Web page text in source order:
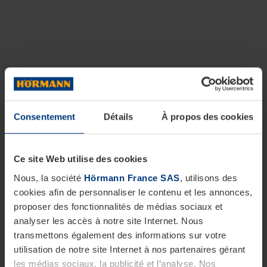
Consentement Détails À propos des cookies
Ce site Web utilise des cookies
Nous, la société Hörmann France SAS, utilisons des
cookies afin de personnaliser le contenu et les annonces,
proposer des fonctionnalités de médias sociaux et
analyser les accès à notre site Internet. Nous
transmettons également des informations sur votre
utilisation de notre site Internet à nos partenaires gérant
les médias sociaux, la publicité et l’analyse. Nos